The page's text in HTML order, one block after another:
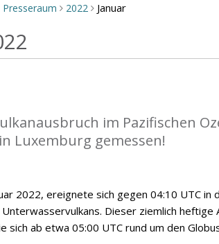
Presseraum > 2022 > Januar
im Pazifischen
Luxemburg gemessen!
2022, ereignete sich gegen 04:10 UTC in
Dieser ziemlich heftige
sich ab etwa 05:00 UTC rund um den